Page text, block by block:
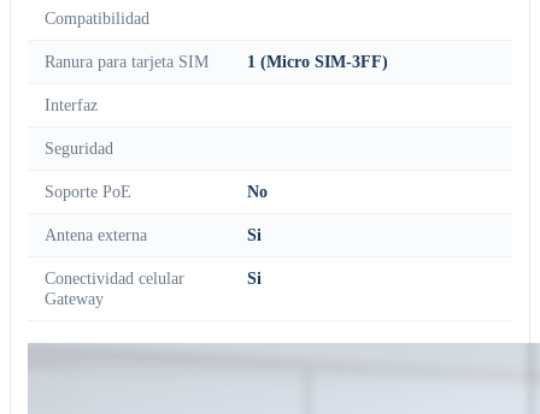
Compatibilidad
Ranura para tarjeta SIM 1 (Micro SIM-3FF)
Interfaz
Seguridad
Soporte PoE No
Antena externa Si
Conectividad celular
Gateway
Si